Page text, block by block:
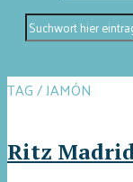
TAG / JAMÓN
Ritz